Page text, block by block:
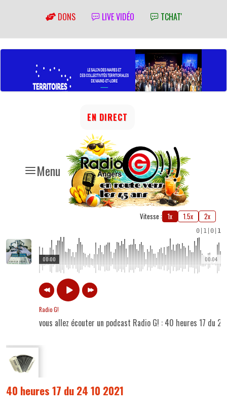
DONS LIVE VIDÉO TCHAT'
Menu
EN DIRECT
Vitesse : 1x 1.5x 2x
0 1 0 1
00:04
00:00
Radio G!
vous allez écouter un podcast Radio G! : 40 heures 17 du
40 heures 17 du 24 10 2021